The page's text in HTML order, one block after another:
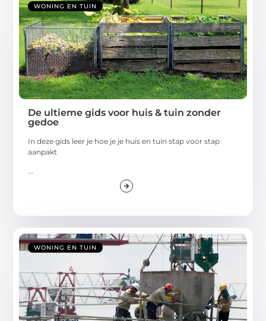
WONING EN TUIN
De ultieme gids voor huis & tuin zonder
gedoe
In deze gids leer je hoe je je huis en tuin stap voor stap
aanpakt
...
WONING EN TUIN